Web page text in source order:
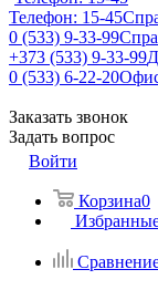
Телефон: 15-45
0 (533) 9-33-99
+373 (533) 9-33-99
0 (533) 6-22-20
Заказать звонок
Задать вопрос
Войти
Корзина0